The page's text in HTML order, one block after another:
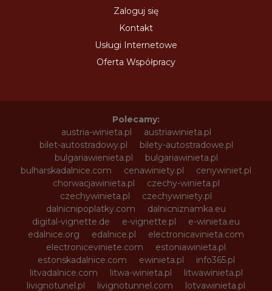
Zaloguj się
Kontakt
Usługi Internetowe
Oferta Współpracy
Polecamy:
austria-winieta.pl
austriawinieta.pl
bilet-autostradowy.pl
bilety-autostradowe.pl
bulgariawienieta.pl
bulgariawinieta.pl
bulharskadalnice.com
cenawiniety.pl
cenywiniet.pl
chorwacjawinieta.pl
czechy-winieta.pl
czechywinieta.pl
czechywiniety.pl
dalnicnipoplatky.com
dalnicniznamka.eu
digital-vignette.de
e-vignette.pl
e-winieta.eu
edalnice.org
edalnice.pl
electronicavinieta.com
electroniceviniete.com
estoniawinieta.pl
estonskadalnice.com
ewinieta.pl
info365.pl
litvadalnice.com
litwa-winieta.pl
litwawinieta.pl
livignotunel.pl
livignotunnel.com
lotvawinieta.pl